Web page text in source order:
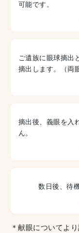
可能です。
ご遺族に眼球摘出
摘出します。（両
摘出後、義眼を入
ん。
数日後、待
＊献眼についてよ